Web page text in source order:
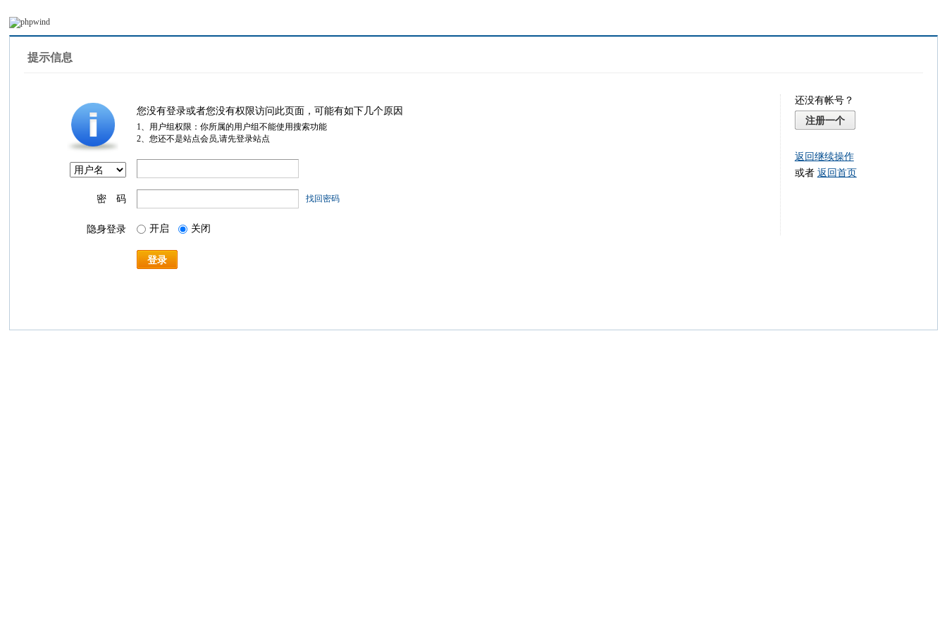
提示信息
您没有登录或者您没有权限访问此页面，可能有如下几个原因
1、用户组权限：你所属的用户组不能使用搜索功能
2、您还不是站点会员,请先登录站点
密 码 找回密码
隐身登录 开启 关闭
登录
还没有帐号？
注册一个
返回继续操作
或者 返回首页